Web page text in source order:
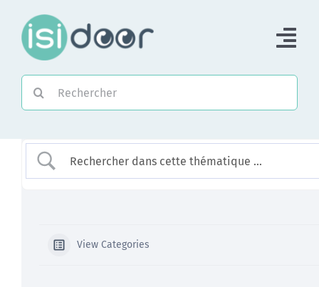
contenu
Piloter un réseau
View Categories